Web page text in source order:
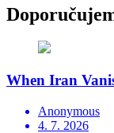
When Iran
Anonymous
4. 7. 2026